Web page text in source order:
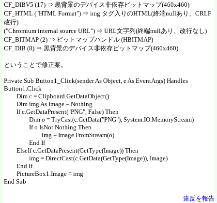
CF_DIBV5 (17) ⇒ 黒背景のデバイス非依存ビットマップ(460x460)
CF_HTML ("HTML Format") ⇒ img タグ入りのHTML(終端nullあり、CRLF
改行)
("Chromium internal source URL") ⇒ URL文字列(終端nullあり、改行なし)
CF_BITMAP (2) ⇒ ビットマップハンドル (HBITMAP)
CF_DIB (8) ⇒ 黒背景のデバイス非依存ビットマップ(460x460)
ということで修正案。
Private Sub Button1_Click(sender As Object, e As EventArgs) Handles
Button1.Click
Dim c = Clipboard.GetDataObject()
Dim img As Image = Nothing
If c.GetDataPresent("PNG", False) Then
Dim o = TryCast(c.GetData("PNG"), System.IO.MemoryStream)
If o IsNot Nothing Then
img = Image.FromStream(o)
End If
ElseIf c.GetDataPresent(GetType(Image)) Then
img = DirectCast(c.GetData(GetType(Image)), Image)
End If
PictureBox1.Image = img
End Sub
違反を報告